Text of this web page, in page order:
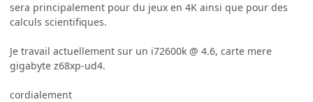
sera principalement pour du jeux en 4K ainsi que pour des
calculs scientifiques.
Je travail actuellement sur un i72600k @ 4.6, carte mere
gigabyte z68xp-ud4.
cordialement